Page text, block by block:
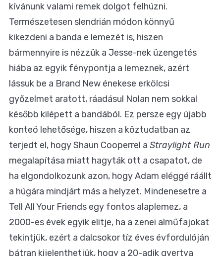
kívánunk valami remek dolgot felhúzni.
Természetesen slendrián módon könnyű
kikezdeni a banda e lemezét is, hiszen
bármennyire is nézzük a Jesse-nek üzengetés
hiába az egyik fénypontja a lemeznek, azért
lássuk be a Brand New énekese erkölcsi
győzelmet aratott, ráadásul Nolan nem sokkal
később kilépett a bandából. Ez persze egy újabb
konteó lehetősége, hiszen a köztudatban az
terjedt el, hogy Shaun Cooperrel a Straylight Run
megalapítása miatt hagyták ott a csapatot, de
ha elgondolkozunk azon, hogy Adam eléggé ráállt
a húgára mindjárt más a helyzet. Mindenesetre a
Tell All Your Friends egy fontos alaplemez, a
2000-es évek egyik elitje, ha a zenei alműfajokat
tekintjük, ezért a dalcsokor tíz éves évfordulóján
bátran kijelenthetjük, hogy a 20-adik gyertya